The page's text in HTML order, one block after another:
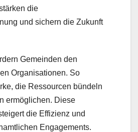
die
und sichern die Zukunft
Gemeinden den
Organisationen. So
die Ressourcen bündeln
ermöglichen. Diese
die Effizienz und
Engagements.